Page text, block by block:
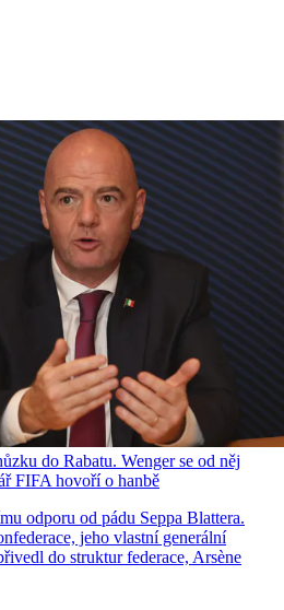
do Rabatu. Wenger se od něj
FIFA hovoří o hanbě
odporu od pádu Seppa Blattera.
jeho vlastní generální
do struktur federace, Arsène